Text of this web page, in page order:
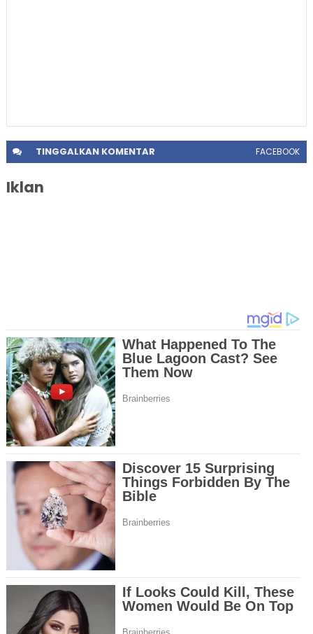
TINGGALKANKOMENTAR FACEBOOK
Iklan